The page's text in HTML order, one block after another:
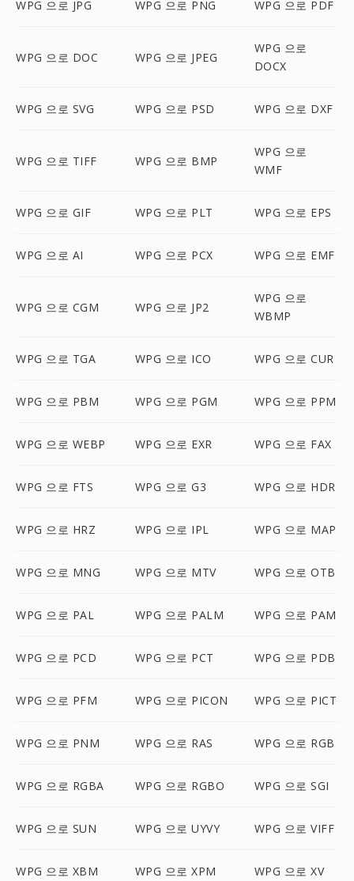
WPG 으로 JPG WPG 으로 PNG WPG 으로 PDF
WPG 으로 DOC WPG 으로 JPEG
WPG 으로
DOCX
WPG 으로 SVG WPG 으로 PSD WPG 으로 DXF
WPG 으로 TIFF WPG 으로 BMP
WPG 으로
WMF
WPG 으로 GIF WPG 으로 PLT WPG 으로 EPS
WPG 으로 AI WPG 으로 PCX WPG 으로 EMF
WPG 으로 CGM WPG 으로 JP2
WPG 으로
WBMP
WPG 으로 TGA WPG 으로 ICO WPG 으로 CUR
WPG 으로 PBM WPG 으로 PGM WPG 으로 PPM
WPG 으로 WEBP WPG 으로 EXR WPG 으로 FAX
WPG 으로 FTS WPG 으로 G3 WPG 으로 HDR
WPG 으로 HRZ WPG 으로 IPL WPG 으로 MAP
WPG 으로 MNG WPG 으로 MTV WPG 으로 OTB
WPG 으로 PAL WPG 으로 PALM WPG 으로 PAM
WPG 으로 PCD WPG 으로 PCT WPG 으로 PDB
WPG 으로 PFM WPG 으로 PICON WPG 으로 PICT
WPG 으로 PNM WPG 으로 RAS WPG 으로 RGB
WPG 으로 RGBA WPG 으로 RGBO WPG 으로 SGI
WPG 으로 SUN WPG 으로 UYVY WPG 으로 VIFF
WPG 으로 XBM WPG 으로 XPM WPG 으로 XV